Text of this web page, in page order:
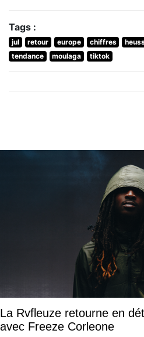
Tags :
jul retour europe chiffres
tendance
moulaga tiktok
La Rvfleuze retourne en
avec Freeze Corleone